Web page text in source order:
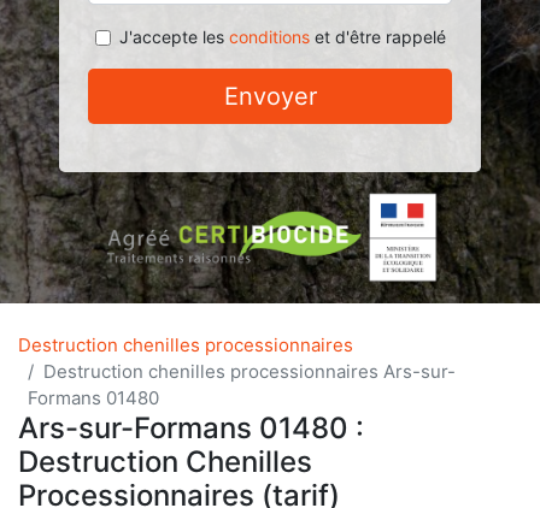
J'accepte les conditionset d'être rappelé
Envoyer
Destruction chenilles processionnaires
Destruction chenilles processionnaires Ars-sur-
Formans 01480
Ars-sur-Formans 01480 :
Destruction Chenilles
Processionnaires (tarif)